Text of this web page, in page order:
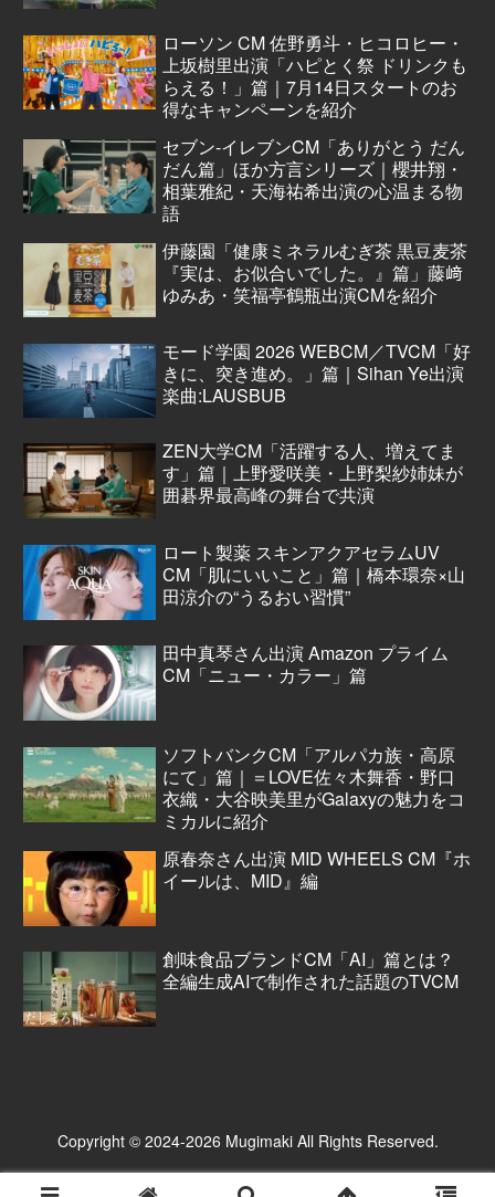
ローソン CM 佐野勇斗・ヒコロヒー・
上坂樹里出演「ハピとく祭 ドリンクも
らえる！」篇｜7月14日スタートのお
得なキャンペーンを紹介
セブン‐イレブンCM「ありがとう だん
だん篇」ほか方言シリーズ｜櫻井翔・
相葉雅紀・天海祐希出演の心温まる物
語
伊藤園「健康ミネラルむぎ茶 黒豆麦茶
『実は、お似合いでした。』篇」藤﨑
ゆみあ・笑福亭鶴瓶出演CMを紹介
モード学園 2026 WEBCM／TVCM「好
きに、突き進め。」篇｜Sihan Ye出演
楽曲:LAUSBUB
ZEN大学CM「活躍する人、増えてま
す」篇｜上野愛咲美・上野梨紗姉妹が
囲碁界最高峰の舞台で共演
ロート製薬 スキンアクアセラムUV
CM「肌にいいこと」篇｜橋本環奈×山
田涼介の“うるおい習慣”
田中真琴さん出演 Amazon プライム
CM「ニュー・カラー」篇
ソフトバンクCM「アルパカ族・高原
にて」篇｜＝LOVE佐々木舞香・野口
衣織・大谷映美里がGalaxyの魅力をコ
ミカルに紹介
原春奈さん出演 MID WHEELS CM『ホ
イールは、MID』編
創味食品ブランドCM「AI」篇とは？
全編生成AIで制作された話題のTVCM
Copyright © 2024-2026 Mugimaki All Rights Reserved.